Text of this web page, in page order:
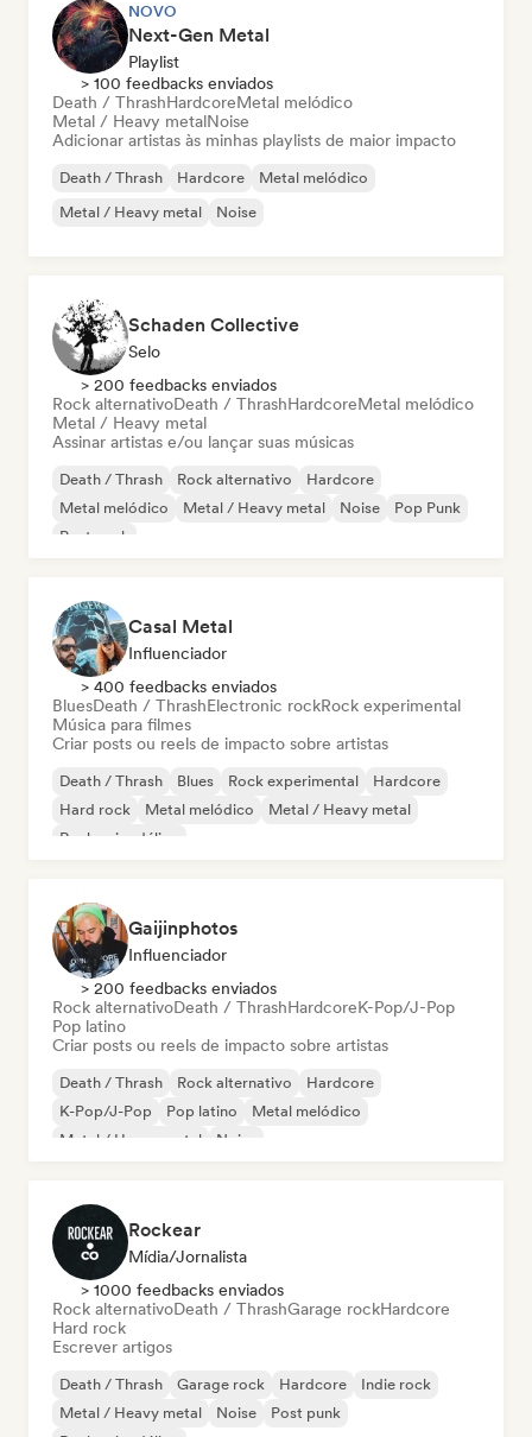
NOVO
Next-Gen Metal
Playlist
> 100 feedbacks enviados
Death / ThrashHardcoreMetal melódico
Metal / Heavy metalNoise
Adicionar artistas às minhas playlists de maior impacto
Death / Thrash Hardcore
Metal melódico
Metal / Heavy metal
Noise
Schaden Collective
Selo
> 200 feedbacks enviados
Rock alternativoDeath / ThrashHardcoreMetal melódico
Metal / Heavy metal
Assinar artistas e/ou lançar suas músicas
Death / Thrash Rock alternativo
Hardcore
Metal melódico
Metal / Heavy metal Noise
Pop Punk
Post punk
Casal Metal
Influenciador
> 400 feedbacks enviados
BluesDeath / ThrashElectronic rockRock experimental
Música para filmes
Criar posts ou reels de impacto sobre artistas
Death / Thrash Blues Rock experimental
Hardcore
Hard rock
Metal melódico
Metal / Heavy metal
Rock psicodélico
Gaijinphotos
Influenciador
> 200 feedbacks enviados
Rock alternativoDeath / ThrashHardcoreK-Pop/J-Pop
Pop latino
Criar posts ou reels de impacto sobre artistas
Death / Thrash Rock alternativo
Hardcore
K-Pop/J-Pop
Pop latino
Metal melódico
Metal / Heavy metal
Noise
Rockear
Mídia/Jornalista
> 1000 feedbacks enviados
Rock alternativoDeath / ThrashGarage rockHardcore
Hard rock
Escrever artigos
Death / Thrash Garage rock Hardcore
Indie rock
Metal / Heavy metal
Noise
Post punk